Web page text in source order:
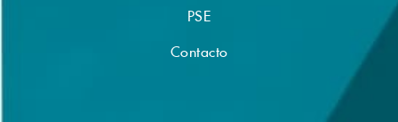
PSE
Contacto